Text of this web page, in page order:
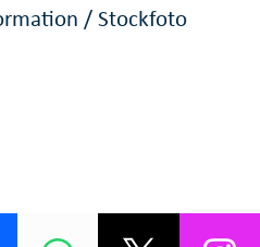
/ Stockfoto